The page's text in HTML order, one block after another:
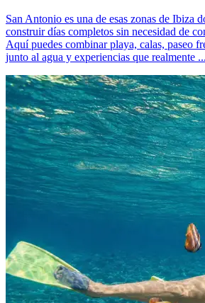
San Antonio es una de esas zonas de Ibiza
construir días completos sin necesidad de
Aquí puedes combinar playa, calas, paseo
junto al agua y experiencias que realmente ...